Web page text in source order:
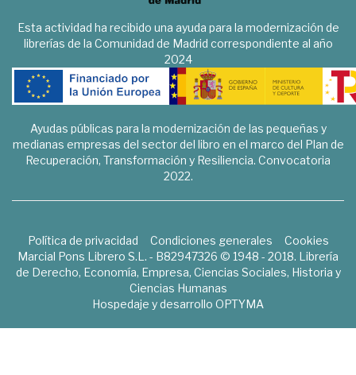
Esta actividad ha recibido una ayuda para la modernización de
librerías de la Comunidad de Madrid correspondiente al año
2024
Ayudas públicas para la modernización de las pequeñas y
medianas empresas del sector del libro en el marco del Plan de
Recuperación, Transformación y Resiliencia. Convocatoria
2022.
Política de privacidad Condiciones generales
Cookies
Marcial Pons Librero S.L. - B82947326 © 1948 - 2018. Librería
de Derecho, Economía, Empresa, Ciencias Sociales, Historia y
Ciencias Humanas
Hospedaje y desarrollo OPTYMA